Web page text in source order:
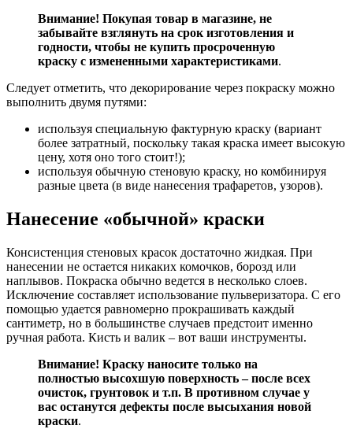
Внимание! Покупая товар в магазине, не
забывайте взглянуть на срок изготовления и
годности, чтобы не купить просроченную
краску с измененными характеристиками.
Следует отметить, что декорирование через покраску можно
выполнить двумя путями:
используя специальную фактурную краску (вариант
более затратный, поскольку такая краска имеет высокую
цену, хотя оно того стоит!);
используя обычную стеновую краску, но комбинируя
разные цвета (в виде нанесения трафаретов, узоров).
Нанесение «обычной» краски
Консистенция стеновых красок достаточно жидкая. При
нанесении не остается никаких комочков, борозд или
наплывов. Покраска обычно ведется в несколько слоев.
Исключение составляет использование пульверизатора. С его
помощью удается равномерно прокрашивать каждый
сантиметр, но в большинстве случаев предстоит именно
ручная работа. Кисть и валик – вот ваши инструменты.
Внимание! Краску наносите только на
полностью высохшую поверхность – после всех
очисток, грунтовок и т.п. В противном случае у
вас останутся дефекты после высыхания новой
краски.